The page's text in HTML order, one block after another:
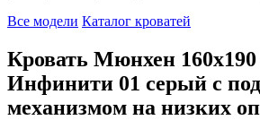
Все модели Каталог кроватей
Кровать Мюнхен
Инфинити 01 серый с
механизмом на низких